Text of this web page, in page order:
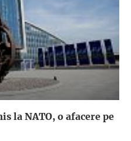
la NATO, o afacere pe